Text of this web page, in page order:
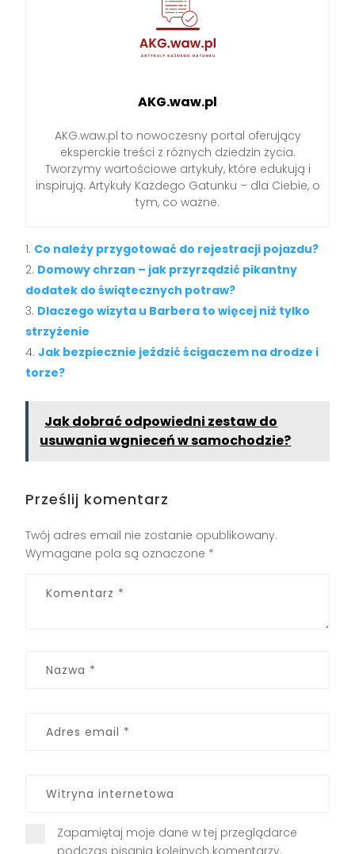
AKG.waw.pl
AKG.waw.pl to nowoczesny portal oferujący
eksperckie treści z różnych dziedzin życia.
Tworzymy wartościowe artykuły, które edukują i
inspirują. Artykuły Każdego Gatunku – dla Ciebie, o
tym, co ważne.
Co należy przygotować do rejestracji pojazdu?
Domowy chrzan – jak przyrządzić pikantny
dodatek do świątecznych potraw?
Dlaczego wizyta u Barbera to więcej niż tylko
strzyżenie
Jak bezpiecznie jeździć ścigaczem na drodze i
torze?
Jak dobrać odpowiedni zestaw do
usuwania wgnieceń w samochodzie?
Prześlij komentarz
Twój adres email nie zostanie opublikowany.
Wymagane pola są oznaczone *
Zapamiętaj moje dane w tej przeglądarce
podczas pisania kolejnych komentarzy.